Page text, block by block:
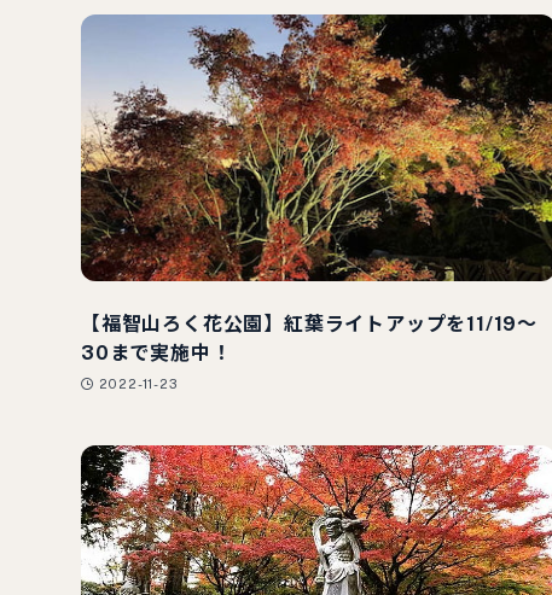
【福智山ろく花公園】紅葉ライトアップを11/19〜
30まで実施中！
2022-11-23